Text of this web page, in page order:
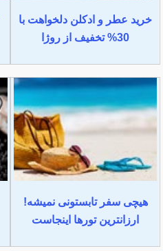
خرید عطر و ادکلن دلخواهت با
30% تخفیف از روژا
هیچی سفر تابستونی نمیشه!
ارزانترین تورها اینجاست